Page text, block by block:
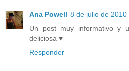
Ana Powell 8 de julio de
Un post muy informativo y
deliciosa ♥
Responder